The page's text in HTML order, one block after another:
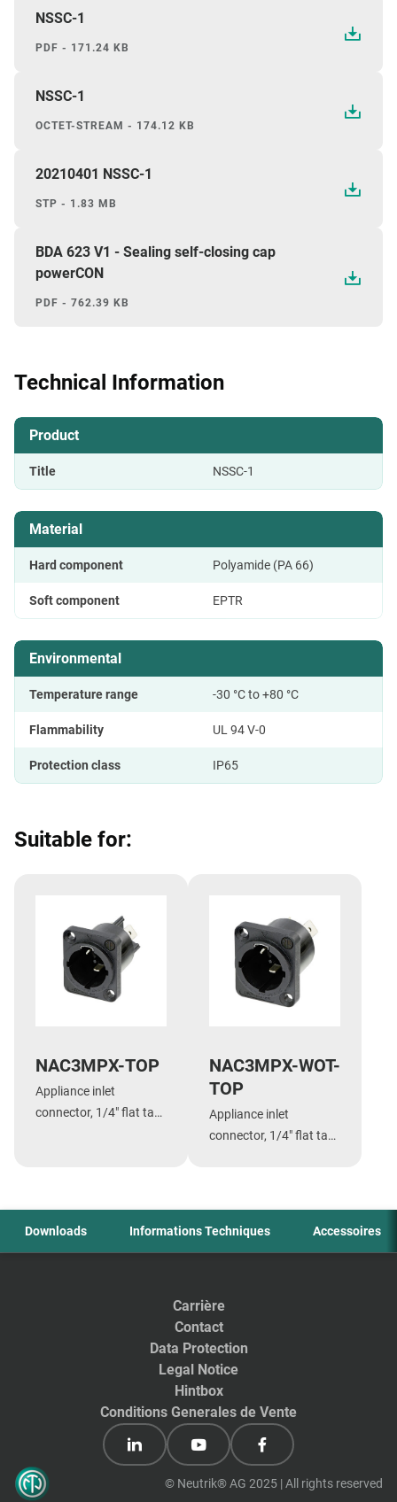
NSSC-1
PDF - 171.24 KB
NSSC-1
OCTET-STREAM - 174.12 KB
20210401 NSSC-1
STP - 1.83 MB
BDA 623 V1 - Sealing self-closing cap
powerCON
PDF - 762.39 KB
Technical Information
Product
Title NSSC-1
Material
Hard component Polyamide (PA 66)
Soft component EPTR
Environmental
Temperature range -30 °C to +80 °C
Flammability UL 94 V-0
Protection class IP65
Suitable for:
NAC3MPX-TOP
Appliance inlet
connector, 1/4" flat tab
NAC3MPX-WOT-
TOP
Appliance inlet
connector, 1/4" flat tab
Downloads Informations Techniques Accessoires
Carrière
Contact
Data Protection
Legal Notice
Hintbox
Conditions Generales de Vente
© Neutrik® AG 2025 | All rights reserved